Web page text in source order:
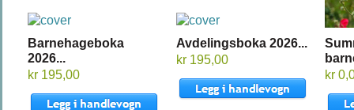
Barnehageboka
2026...
kr 195,00
Avdelingsboka 2026...
kr 195,00
kr